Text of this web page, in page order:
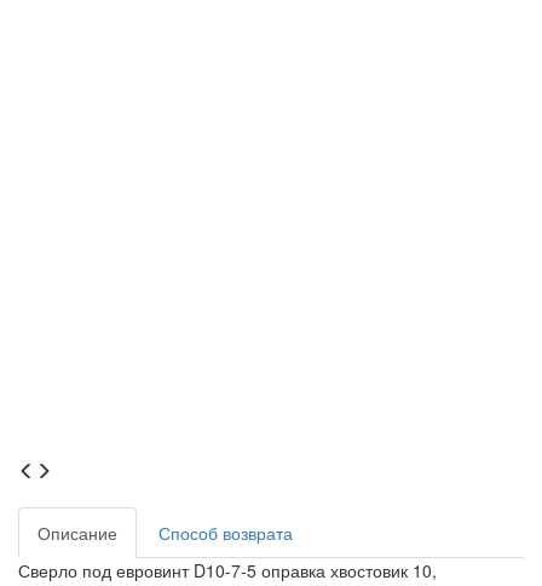
Описание
Способ возврата
Сверло под евровинт D10-7-5 оправка хвостовик 10,